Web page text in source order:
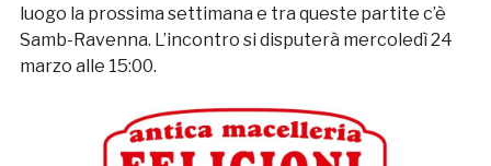
luogo la prossima settimana e tra queste partite c’è
Samb-Ravenna. L’incontro si disputerà mercoledì 24
marzo alle 15:00.